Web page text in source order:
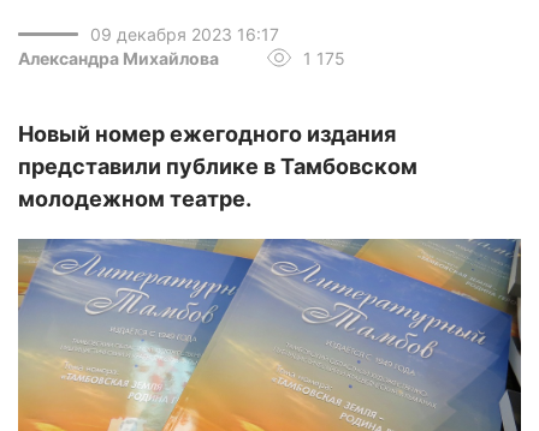
09 декабря 2023 16:17
Александра Михайлова
1 175
Новый номер ежегодного издания
представили публике в Тамбовском
молодежном театре.